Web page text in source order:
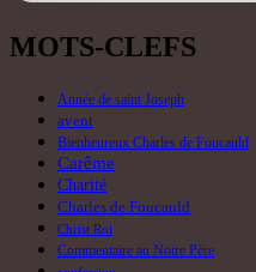
MOTS-CLEFS
Année de saint Joseph
avent
Bienheureux Charles de Foucauld
Carême
Charité
Charles de Foucauld
Christ Roi
Commentaire au Notre Père